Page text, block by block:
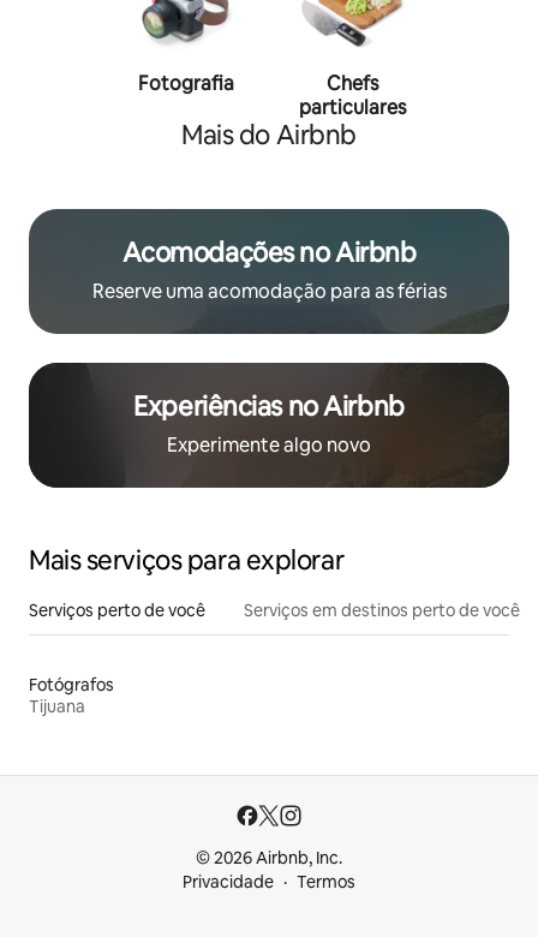
Fotografia
Chefs
particulares
Mais do Airbnb
Acomodações no Airbnb
Reserve uma acomodação para as férias
Experiências no Airbnb
Experimente algo novo
Mais serviços para explorar
Serviços perto de você Serviços em destinos perto de você
Fotógrafos
Tijuana
© 2026 Airbnb, Inc.
Privacidade
Termos